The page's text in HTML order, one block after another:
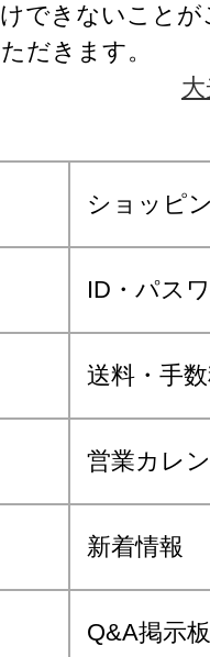
できないこと
だきます。
ショッピ
ID・パス
送料・手
営業カレ
新着情報
Q&A掲示板